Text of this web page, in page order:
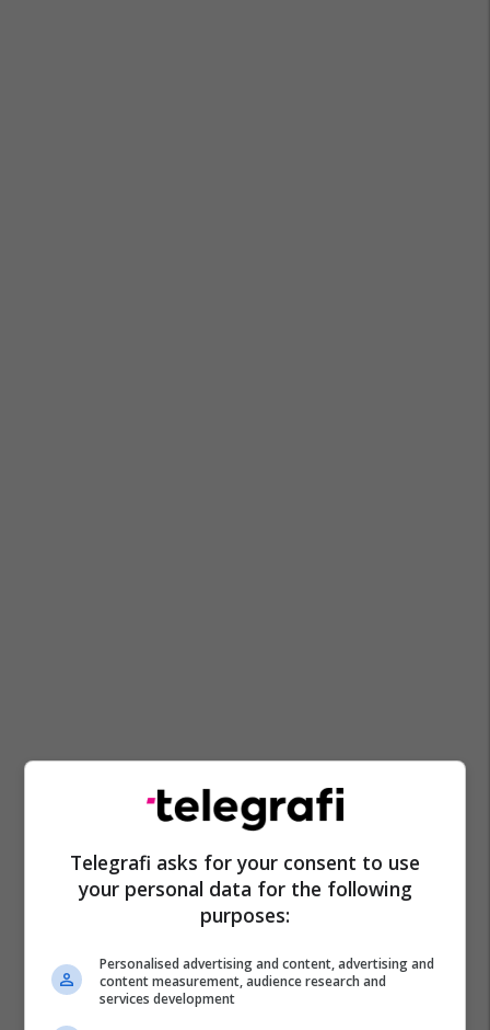
Telegrafi asks for your consent to use
your personal data for the following
purposes:
Personalised advertising and content, advertising and
content measurement, audience research and
services development